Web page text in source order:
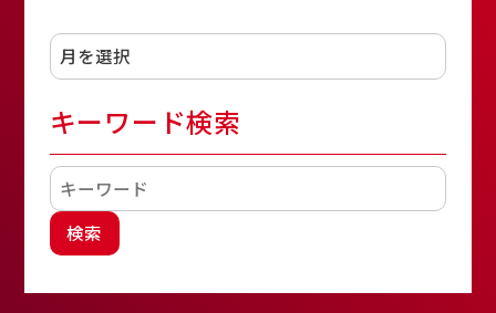
キーワード検索
検索